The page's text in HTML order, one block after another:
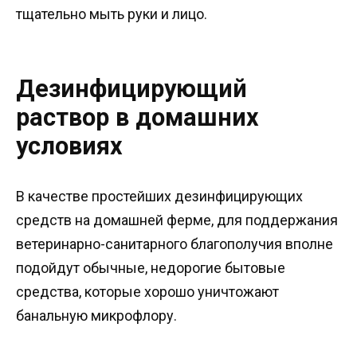
тщательно мыть руки и лицо.
Дезинфицирующий
раствор в домашних
условиях
В качестве простейших дезинфицирующих
средств на домашней ферме, для поддержания
ветеринарно-санитарного благополучия вполне
подойдут обычные, недорогие бытовые
средства, которые хорошо уничтожают
банальную микрофлору.